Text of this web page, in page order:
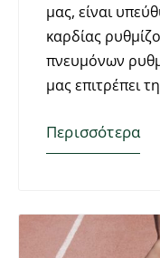
μας, είναι
καρδίας
πνευμόνων
μας επιτρέπει
Περισσότερα